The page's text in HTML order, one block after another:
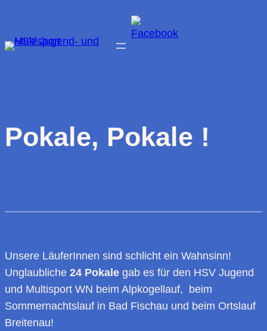
springen
Pokale, Pokale !
Unsere LäuferInnen sind schlicht ein Wahnsinn!
Unglaubliche 24 Pokale gab es für den HSV Jugend
und Multisport WN beim Alpkogellauf, beim
Sommernachtslauf in Bad Fischau und beim Ortslauf
Breitenau!